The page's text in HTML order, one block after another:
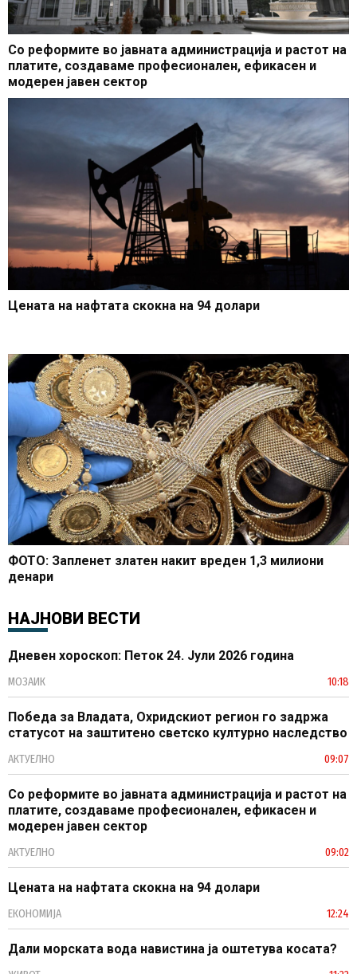
Со реформите во јавната администрација и растот на
платите, создаваме професионален, ефикасен и
модерен јавен сектор
Цената на нафтата скокна на 94 долари
ФОТО: Запленет златен накит вреден 1,3 милиони
денари
НАЈНОВИ ВЕСТИ
Дневен хороскоп: Петок 24. Јули 2026 година
МОЗАИК 10:18
Победа за Владата, Охридскиот регион го задржа
статусот на заштитено светско културно наследство
АКТУЕЛНО 09:07
Со реформите во јавната администрација и растот на
платите, создаваме професионален, ефикасен и
модерен јавен сектор
АКТУЕЛНО 09:02
Цената на нафтата скокна на 94 долари
ЕКОНОМИЈА 12:24
Дали морската вода навистина ја оштетува косата?